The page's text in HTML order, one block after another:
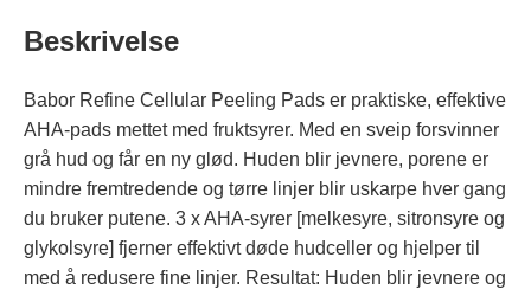
Beskrivelse
Babor Refine Cellular Peeling Pads er praktiske, effektive
AHA-pads mettet med fruktsyrer. Med en sveip forsvinner
grå hud og får en ny glød. Huden blir jevnere, porene er
mindre fremtredende og tørre linjer blir uskarpe hver gang
du bruker putene. 3 x AHA-syrer [melkesyre, sitronsyre og
glykolsyre] fjerner effektivt døde hudceller og hjelper til
med å redusere fine linjer. Resultat: Huden blir jevnere og